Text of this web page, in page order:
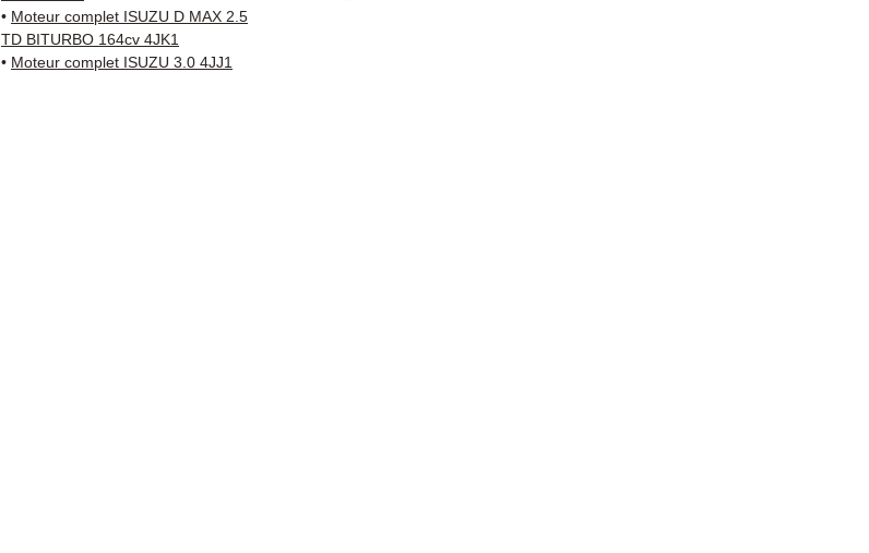
• Moteur complet ISUZU D MAX 2.5
TD BITURBO 164cv 4JK1
• Moteur complet ISUZU 3.0 4JJ1